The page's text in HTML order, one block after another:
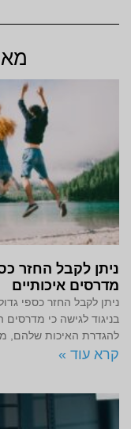
ניתן לקבל החזר
מדרסים איכותיים
ניתן לקבל החזר כספי
בניגוד לגישה כי
להגדרת האיכות שלהם,
קרא עוד »